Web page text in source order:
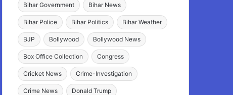
Bihar Government Bihar News
Bihar Police Bihar Politics Bihar Weather
BJP Bollywood Bollywood News
Box Office Collection Congress
Cricket News Crime-Investigation
Crime News Donald Trump